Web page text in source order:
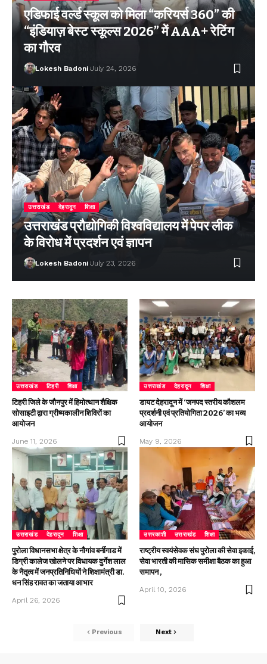
एडिफाई वर्ल्ड स्कूल को मिला “करियर्स 360” की
“इंडियाज़ बेस्ट स्कूल्स 2026” में AAA+ रेटिंग
का गौरव
Lokesh Badoni July 24, 2026
उत्तराखंड देहरादून शिक्षा
उत्तराखंड प्रौद्योगिकी विश्वविद्यालय में पेपर लीक
के विरोध में प्रदर्शन एवं ज्ञापन
Lokesh Badoni July 23, 2026
उत्तराखंड टिहरी शिक्षा
टिहरी जिले के जौनपुर में हिमोत्थान शैक्षिक
सोसाइटी द्वारा ग्रीष्मकालीन शिविरों का
आयोजन
June 11, 2026
उत्तराखंड देहरादून शिक्षा
डायट देहरादून में ‘जनपद स्तरीय कौशलम
प्रदर्शनी एवं प्रतियोगिता 2026’ का भव्य
आयोजन
May 9, 2026
उत्तराखंड देहरादून शिक्षा
पुरोला विधानसभा क्षेत्र के नौगांव बर्नीगाड में
डिग्री कालेज खोलने पर विधायक दुर्गेश लाल
के नैतृत्व में जनप्रतिनिधियों ने शिक्षामंत्री डा.
धन सिंह रावत का जताया आभार
April 26, 2026
उत्तरकाशी उत्तराखंड शिक्षा
राष्ट्रीय स्वयंसेवक संघ पुरोला की सेवा इकाई,
सेवा भारती की मासिक समीक्षा बैठक का हुआ
समापन ,
April 10, 2026
Previous Next